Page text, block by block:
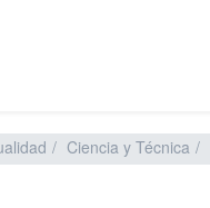
Ciencia y Técnica